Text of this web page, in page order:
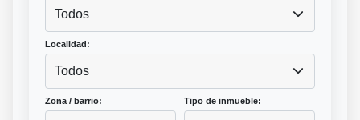
Todos
Localidad:
Todos
Zona / barrio: Tipo de inmueble: